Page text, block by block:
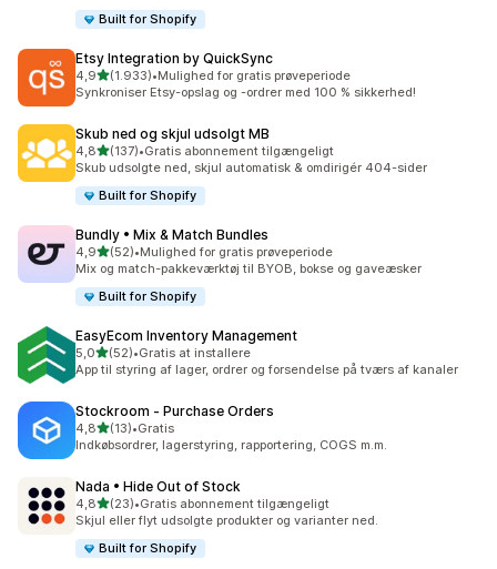
Built for Shopify
Etsy Integration by QuickSync
4,9ud af 5 stjerner
(1.933)
1933 anmeldelser i alt
•Mulighed for gratis prøveperiode
Synkroniser Etsy-opslag og -ordrer med 100 % sikkerhed!
Skub ned og skjul udsolgt MB
4,8ud af 5 stjerner
(137)
137 anmeldelser i alt
•Gratis abonnement tilgængeligt
Skub udsolgte ned, skjul automatisk & omdirigér 404-sider
Built for Shopify
Bundly • Mix & Match Bundles
4,9ud af 5 stjerner
(52)
52 anmeldelser i alt
•Mulighed for gratis prøveperiode
Mix og match-pakkeværktøj til BYOB, bokse og gaveæsker
Built for Shopify
EasyEcom Inventory Management
5,0ud af 5 stjerner
(52)
52 anmeldelser i alt
•Gratis at installere
App til styring af lager, ordrer og forsendelse på tværs af kanaler
Stockroom ‑ Purchase Orders
4,8ud af 5 stjerner
(13)
13 anmeldelser i alt
•Gratis
Indkøbsordrer, lagerstyring, rapportering, COGS m.m.
Nada • Hide Out of Stock
4,8ud af 5 stjerner
(23)
23 anmeldelser i alt
•Gratis abonnement tilgængeligt
Skjul eller flyt udsolgte produkter og varianter ned.
Built for Shopify